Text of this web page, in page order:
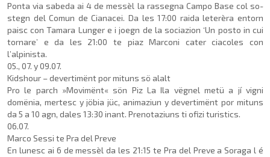
Ponta via sabeda ai 4 de messèl la rassegna Campo Base col so­
stegn del Comun de Ciana­cei. Da les 17:00 raida leterèra entorn
paisc con Tamara Lun­ger e i joegn de la sociazion ‘Un posto in cui
tornare’ e da les 21:00 te piaz Marconi cater ciacoles con
l’alpinista.
05., 07. y 09.07.
Kidshour – devertimënt por mituns sö alalt
Pro le parch »Movimënt« sön Piz La Ila vëgnel metü a jí vigni
domënia, mertesc y jöbia jüc, animaziun y devertimënt por mituns
da 5 a 10 agn, dales 13:30 inant. Prenota­ziuns ti ofizi turistics.
06.07.
Marco Sessi te Pra del Preve
En lunesc ai 6 de messèl da les 21:15 te Pra del Preve a So­raga l é